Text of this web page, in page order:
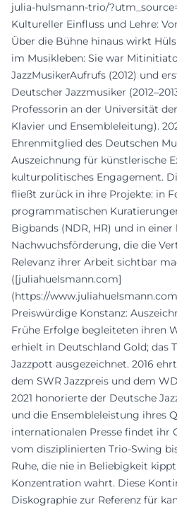
julia-hulsmann-trio/
Kultureller Einfluss und Lehre:
Über die Bühne hinaus wirkt
im Musikleben: Sie war
JazzMusikerAufrufs (2012) und
Deutscher Jazzmusiker
Professorin an der Universität
Klavier und Ensembleleitung).
Ehrenmitglied des Deutschen
Auszeichnung für künstlerische
kulturpolitisches Engagement.
fließt zurück in ihre Projekte: in
programmatischen
Bigbands (NDR, HR) und in
Nachwuchsförderung, die die
Relevanz ihrer Arbeit sichtbar
([juliahuelsmann.com]
(https://
Preiswürdige Konstanz:
Frühe Erfolge begleiteten ihren
erhielt in Deutschland Gold; das
Jazzpott ausgezeichnet. 2016
dem SWR Jazzpreis und dem
2021 honorierte der Deutsche
und die Ensembleleistung ihres
internationalen Presse findet ihr
vom disziplinierten Trio-Swing
Ruhe, die nie in Beliebigkeit
Konzentration wahrt. Diese
Diskographie zur Referenz für